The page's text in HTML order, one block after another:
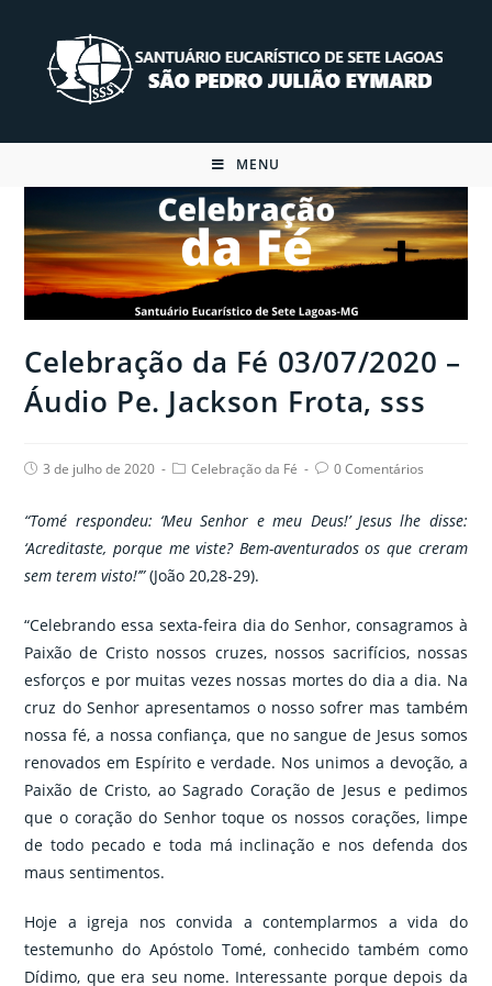
content
MENU
Celebração da Fé 03/07/2020 –
Áudio Pe. Jackson Frota, sss
Post3 de julho de 2020
PostCelebração da Fé
Post0 Comentários
“Tomé respondeu: ‘Meu Senhor e meu Deus!’ Jesus lhe disse:
‘Acreditaste, porque me viste? Bem-aventurados os que creram
sem terem visto!’”(João 20,28-29).
“Celebrando essa sexta-feira dia do Senhor, consagramos à
Paixão de Cristo nossos cruzes, nossos sacrifícios, nossas
esforços e por muitas vezes nossas mortes do dia a dia. Na
cruz do Senhor apresentamos o nosso sofrer mas também
nossa fé, a nossa confiança, que no sangue de Jesus somos
renovados em Espírito e verdade. Nos unimos a devoção, a
Paixão de Cristo, ao Sagrado Coração de Jesus e pedimos
que o coração do Senhor toque os nossos corações, limpe
de todo pecado e toda má inclinação e nos defenda dos
maus sentimentos.
Hoje a igreja nos convida a contemplarmos a vida do
testemunho do Apóstolo Tomé, conhecido também como
Dídimo, que era seu nome. Interessante porque depois da